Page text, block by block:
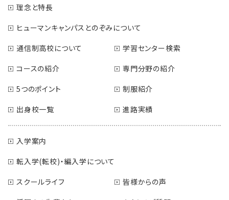
理念と特長
ヒューマンキャンパスとのぞみについて
通信制高校について
学習センター検索
コースの紹介
専門分野の紹介
5つのポイント
制服紹介
出身校一覧
進路実績
入学案内
転入学(転校)・編入学について
スクールライフ
皆様からの声